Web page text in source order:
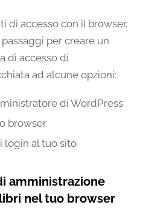
di accesso con il browser,
per creare un
di accesso di
ad alcune opzioni:
di WordPress
browser
login al tuo sito
amministrazione
nel tuo browser